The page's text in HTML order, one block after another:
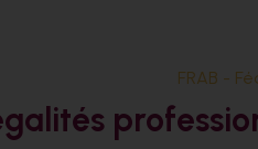
FRAB -